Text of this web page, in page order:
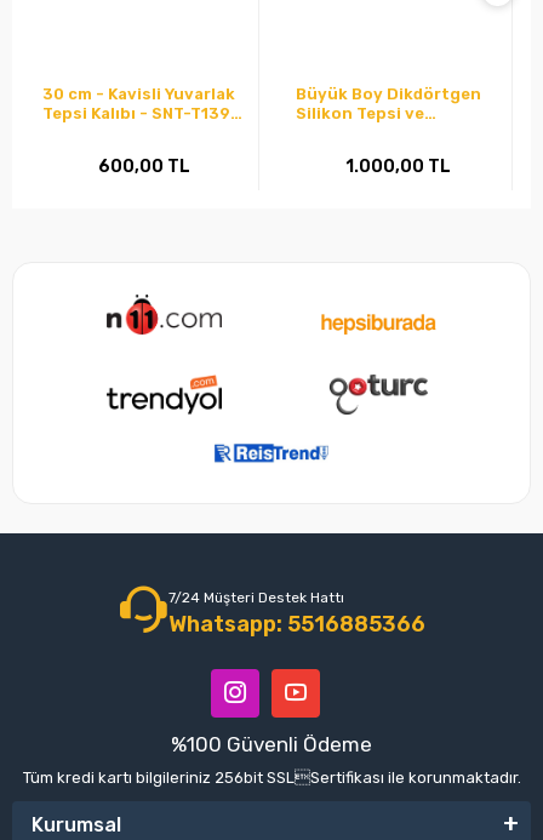
30 cm - Kavisli Yuvarlak
Tepsi Kalıbı - SNT-T139
600,00 TL
Büyük Boy Dikdörtgen
Silikon Tepsi ve
1.000,00 TL
7/24 Müşteri Destek Hattı
Whatsapp: 5516885366
%100 Güvenli Ödeme
Tüm kredi kartı bilgileriniz 256bit SSLSertifikası ile korunmaktadır.
Kurumsal